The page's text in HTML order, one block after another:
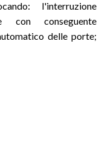
l'interruzione
con conseguente
delle porte;